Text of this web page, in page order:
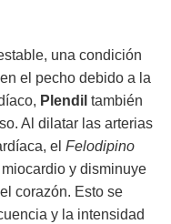
una condición
el pecho debido a la
Plendil también
Al dilatar las arterias
el Felodipino
y disminuye
corazón. Esto se
y la intensidad